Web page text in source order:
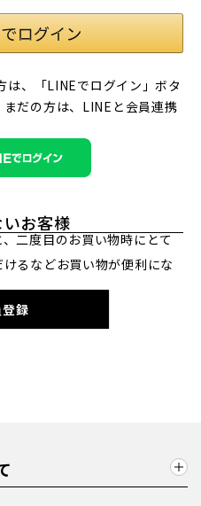
は、「LINEでログイン」ボタ
だの方は、 LINEと会員連携
お客様
二度目のお買い物時にとて
るなどお買い物が便利にな
録